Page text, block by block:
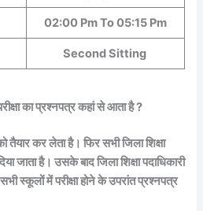
02:00 Pm To 05:15 Pm
Second Sitting
का प्रश्नपत्र कहां से आता है ?
तैयार कर लेता है। फिर सभी जिला शिक्षा
जाता है। उसके बाद जिला शिक्षा पदाधिकारी
स्कूलों में परीक्षा होने के उपरांत प्रश्नपत्र